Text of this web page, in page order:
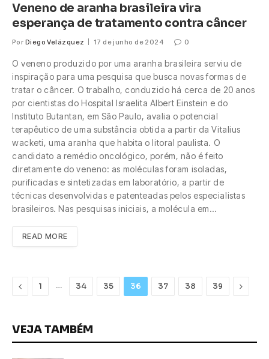
Veneno de aranha brasileira vira
esperança de tratamento contra câncer
Por Diego Velázquez 17 de junho de 2024 0
O veneno produzido por uma aranha brasileira serviu de
inspiração para uma pesquisa que busca novas formas de
tratar o câncer. O trabalho, conduzido há cerca de 20 anos
por cientistas do Hospital Israelita Albert Einstein e do
Instituto Butantan, em São Paulo, avalia o potencial
terapêutico de uma substância obtida a partir da Vitalius
wacketi, uma aranha que habita o litoral paulista. O
candidato a remédio oncológico, porém, não é feito
diretamente do veneno: as moléculas foram isoladas,
purificadas e sintetizadas em laboratório, a partir de
técnicas desenvolvidas e patenteadas pelos especialistas
brasileiros. Nas pesquisas iniciais, a molécula em…
READ MORE
Previous
1 … 34 35 36 37 38 39 Next
VEJA TAMBÉM